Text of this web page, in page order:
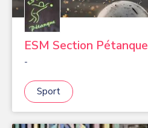
ESM Section Pétanque
-
Sport